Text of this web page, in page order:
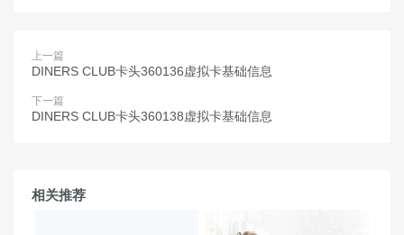
上一篇
DINERS CLUB卡头360136虚拟卡基础信息
下一篇
DINERS CLUB卡头360138虚拟卡基础信息
相关推荐